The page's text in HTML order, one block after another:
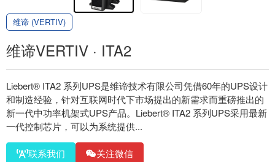
维谛 (VERTIV)
维谛VERTIV · ITA2
Liebert® ITA2 系列UPS是维谛技术有限公司凭借60年的UPS设计
和制造经验，针对互联网时代下市场提出的新需求而重磅推出的
新一代中功率机架式UPS产品。Liebert® ITA2 系列UPS采用最新
一代控制芯片，可以为系统提供...
联系我们 关注微信